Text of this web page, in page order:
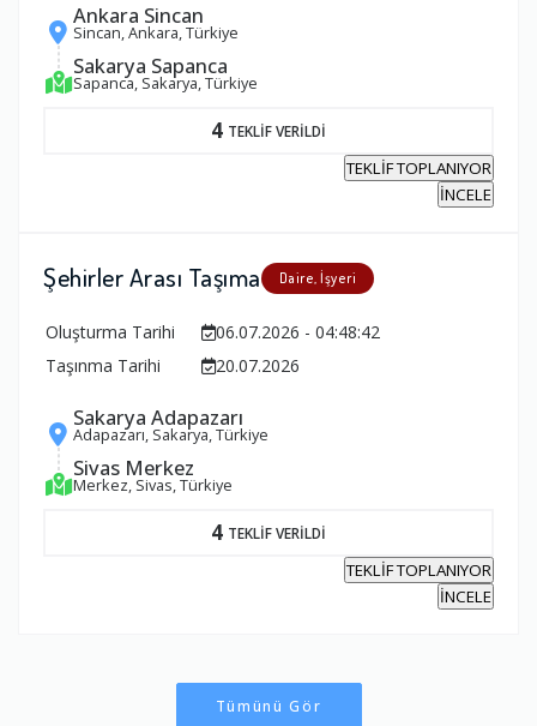
Ankara Sincan
Sincan, Ankara, Türkiye
Sakarya Sapanca
Sapanca, Sakarya, Türkiye
4 TEKLİF VERİLDİ
TEKLİF TOPLANIYOR
İNCELE
Şehirler Arası Taşıma Daire, İşyeri
Oluşturma Tarihi
06.07.2026 - 04:48:42
Taşınma Tarihi
20.07.2026
Sakarya Adapazarı
Adapazarı, Sakarya, Türkiye
Sivas Merkez
Merkez, Sivas, Türkiye
4 TEKLİF VERİLDİ
TEKLİF TOPLANIYOR
İNCELE
Tümünü Gör